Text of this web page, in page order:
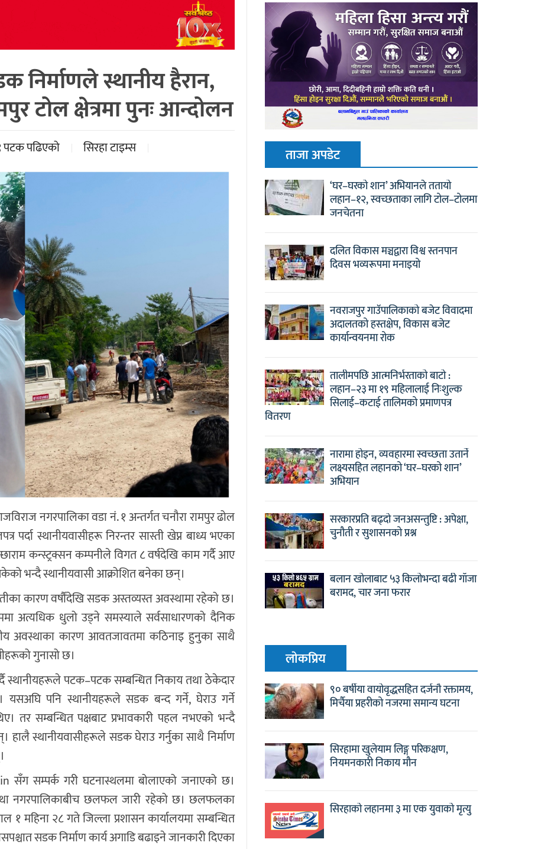
निर्माणले स्थानीय हैरान,
टोल क्षेत्रमा पुनः आन्दोलन
पटक पढिएको सिरहा टाइम्स
नगरपालिका वडा नं. १ अन्तर्गत चनौरा रामपुर ढोल
पर्दा स्थानीयवासीहरू निरन्तर सास्ती खेप्न बाध्य भएका
कन्स्ट्रक्सन कम्पनीले विगत ८ वर्षदेखि काम गर्दै आए
भन्दै स्थानीयवासी आक्रोशित बनेका छन्।
कारण वर्षौंदेखि सडक अस्तव्यस्त अवस्थामा रहेको छ।
अत्यधिक धुलो उड्ने समस्याले सर्वसाधारणको दैनिक
अवस्थाका कारण आवतजावतमा कठिनाइ हुनुका साथै
गुनासो छ।
स्थानीयहरूले पटक–पटक सम्बन्धित निकाय तथा ठेकेदार
यसअघि पनि स्थानीयहरूले सडक बन्द गर्ने, घेराउ गर्ने
तर सम्बन्धित पक्षबाट प्रभावकारी पहल नभएको भन्दै
हालै स्थानीयवासीहरूले सडक घेराउ गर्नुका साथै निर्माण
सम्पर्क गरी घटनास्थलमा बोलाएको जनाएको छ।
तथा नगरपालिकाबीच छलफल जारी रहेको छ। छलफलका
१ महिना २८ गते जिल्ला प्रशासन कार्यालयमा सम्बन्धित
सडक निर्माण कार्य अगाडि बढाइने जानकारी दिएका
ताजा अपडेट
‘घर–घरको शान’ अभियानले ततायो
लहान–१२, स्वच्छताका लागि टोल–टोलमा
जनचेतना
दलित विकास मञ्चद्वारा विश्व स्तनपान
दिवस भव्यरूपमा मनाइयो
नवराजपुर गाउँपालिकाको बजेट विवादमा
अदालतको हस्तक्षेप, विकास बजेट
कार्यान्वयनमा रोक
तालीमपछि आत्मनिर्भरताको बाटो :
लहान–२३ मा १९ महिलालाई निःशुल्क
सिलाई–कटाई तालिमको प्रमाणपत्र
वितरण
नारामा होइन, व्यवहारमा स्वच्छता उतार्ने
लक्ष्यसहित लहानको ‘घर–घरको शान’
अभियान
सरकारप्रति बढ्दो जनअसन्तुष्टि : अपेक्षा,
चुनौती र सुशासनको प्रश्न
बलान खोलाबाट ५३ किलोभन्दा बढी गाँजा
बरामद, चार जना फरार
लाेकप्रिय
९० बर्षीया वायोवृद्धसहित दर्जनौ रक्तामय,
मिर्चैया प्रहरीको नजरमा समान्य घटना
सिरहामा खुलेयाम लिङ्ग परिकक्षण,
नियमनकारी निकाय मौन
सिरहाको लहानमा ३ मा एक युवाको मृत्यु